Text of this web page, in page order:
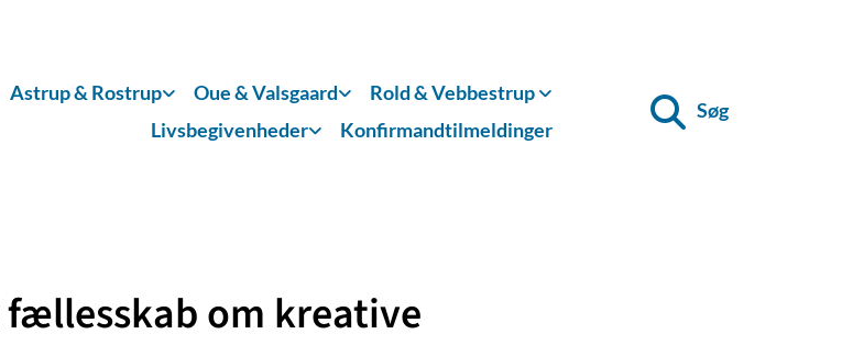
Astrup & Rostrup Oue & Valsgaard
Rold & Vebbestrup
Livsbegivenheder
Konfirmandtilmeldinger
Søg
fællesskab om kreative